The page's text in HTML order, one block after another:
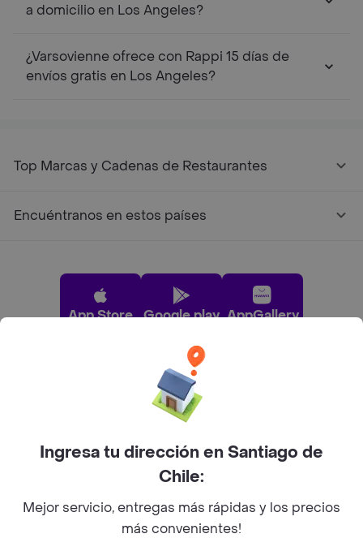
a domicilio en Los Angeles?
¿Varsovienne ofrece con Rappi 15 días de
envíos gratis en Los Angeles?
Top Marcas y Cadenas de Restaurantes
Encuéntranos en estos países
App Store Google play AppGallery
Pide tu comida favorita cerca de ti
Categorías
Ingresa tu dirección en Santiago de
Chile:
Mejor servicio, entregas más rápidas y los precios
más convenientes!